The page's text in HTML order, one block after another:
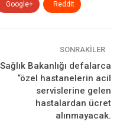
yetkin kurumlarda
en büyük
İhalesini
Google+ ReddIt
SONRAKILER
Sağlık Bakanlığı defalarca
“özel hastanelerin acil
servislerine gelen
hastalardan ücret
alınmayacak.